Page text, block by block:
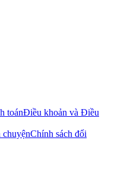
toánĐiều khoản và Điều
chuyệnChính sách đổi